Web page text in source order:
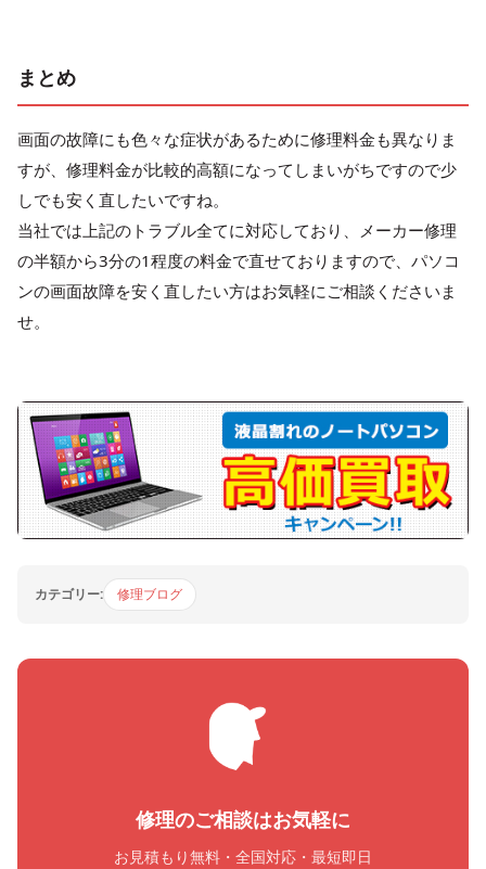
まとめ
画面の故障にも色々な症状があるために修理料金も異なりま
すが、修理料金が比較的高額になってしまいがちですので少
しでも安く直したいですね。
当社では上記のトラブル全てに対応しており、メーカー修理
の半額から3分の1程度の料金で直せておりますので、パソコ
ンの画面故障を安く直したい方はお気軽にご相談くださいま
せ。
カテゴリー: 修理ブログ
修理のご相談はお気軽に
お見積もり無料・全国対応・最短即日